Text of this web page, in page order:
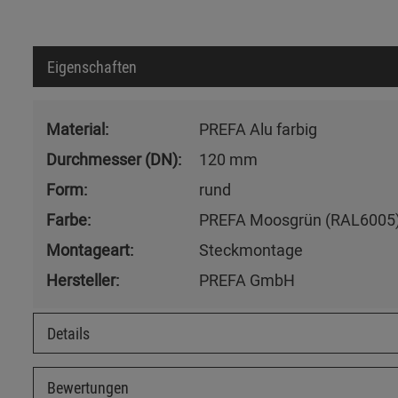
Eigenschaften
Material:
PREFA Alu farbig
Durchmesser (DN):
120 mm
Form:
rund
Farbe:
PREFA Moosgrün
Montageart:
Steckmontage
Hersteller:
PREFA GmbH
Details
Bewertungen